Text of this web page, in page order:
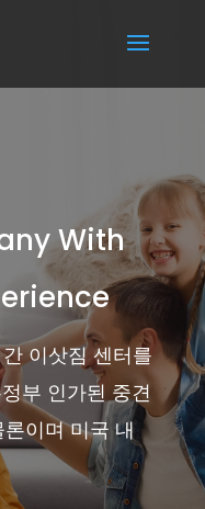
With
이삿짐 센터를
부 인가된 중견
이며 미국 내